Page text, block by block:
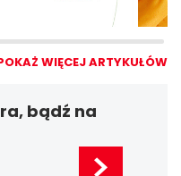
WIĘCEJ ARTYKUŁÓW
bądź na